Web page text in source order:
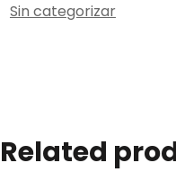
Sin categorizar
Related